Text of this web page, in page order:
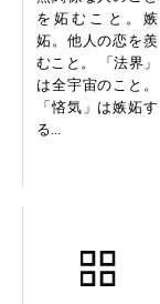
を妬むこと。嫉
妬。他人の恋を羨
むこと。 「法界」
は全宇宙のこと。
「悋気」は嫉妬す
る...